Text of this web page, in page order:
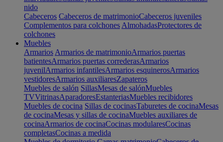
nido
Cabeceros Cabeceros de matrimonioCabeceros juveniles
Complementos para colchones AlmohadasProtectores de
colchones
Muebles
Armarios Armarios de matrimonioArmarios puertas
batientesArmarios puertas correderasArmarios
juvenilArmarios infantilesArmarios esquinerosArmarios
vestidoresArmarios auxiliaresZapateros
Muebles de salón SillasMesas de salónMuebles
TVVitrinasAparadoresEstanteriasMuebles recibidores
Muebles de cocina Sillas de cocinasTaburetes de cocinaMesas
de cocinaMesas y sillas de cocinaMuebles auxiliares de
cocinaArmarios de cocinaCocinas modularesCocinas
completasCocinas a medida